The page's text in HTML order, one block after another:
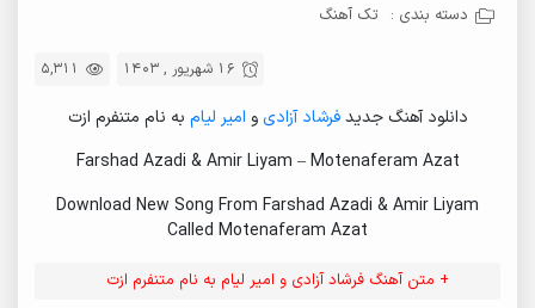
دسته بندی : تک آهنگ
5,311 16 شهریور , 1403
دانلود آهنگ جدیدفرشاد آزادیو امیر لیام به نام متنفرم ازت
Farshad Azadi & Amir Liyam – Motenaferam Azat
Download New Song From Farshad Azadi & Amir Liyam
Called Motenaferam Azat
+ متن آهنگ فرشاد آزادی و امیر لیام به نام متنفرم ازت